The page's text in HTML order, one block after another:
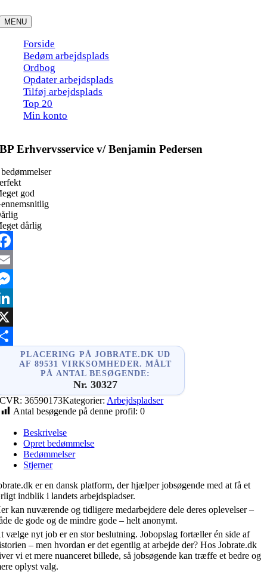
to
content
MENU
Forside
Bedøm arbejdsplads
Ordbog
Opdater arbejdsplads
Tilføj arbejdsplads
Top 20
Min konto
BP Erhvervsservice v/ Benjamin Pedersen
god
dårlig
PLACERING PÅ JOBRATE.DK UD
AF 89531 VIRKSOMHEDER. MÅLT
PÅ ANTAL BESØGENDE:
Nr. 30327
CVR:36590173Kategorier: Arbejdspladser
Antal besøgende på denne profil: 0
Beskrivelse
Opret bedømmelse
Bedømmelser
Stjerner
er en dansk platform, der hjælper jobsøgende med at få et
indblik i landets arbejdspladser.
kan nuværende og tidligere medarbejdere dele deres oplevelser –
de gode og de mindre gode – helt anonymt.
vælge nyt job er en stor beslutning. Jobopslag fortæller én side af
– men hvordan er det egentlig at arbejde der? Hos Jobrate.dk
vi et mere nuanceret billede, så jobsøgende kan træffe et bedre og
oplyst valg.